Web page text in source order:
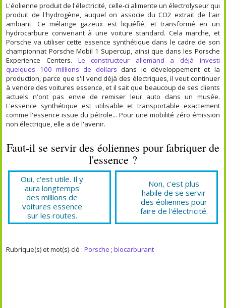
L'éolienne produit de l'électricité, celle-ci alimente un électrolyseur qui
produit de l'hydrogène, auquel on associe du CO2 extrait de l'air
ambiant. Ce mélange gazeux est liquéfié, et transformé en un
hydrocarbure convenant à une voiture standard. Cela marche, et
Porsche va utiliser cette essence synthétique dans le cadre de son
championnat Porsche Mobil 1 Supercup, ainsi que dans les Porsche
Experience Centers. Le constructeur allemand a déjà investi
quelques 100 millions de dollars dans le développement et la
production, parce que s'il vend déjà des électriques, il veut continuer
à vendre des voitures essence, et il sait que beaucoup de ses clients
actuels n'ont pas envie de remiser leur auto dans un musée.
L'essence synthétique est utilisable et transportable exactement
comme l'essence issue du pétrole... Pour une mobilité zéro émission
non électrique, elle a de l'avenir.
Faut-il se servir des éoliennes pour fabriquer de
l'essence ?
Oui, c'est utile. Il y
aura longtemps
des millions de
voitures essence
sur les routes.
Non, c'est plus
habile de se servir
des éoliennes pour
faire de l'électricité.
Rubrique(s) et mot(s)-clé :Porsche ;biocarburant